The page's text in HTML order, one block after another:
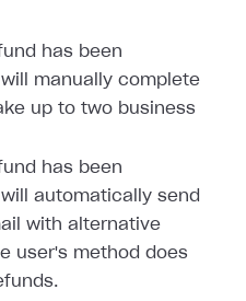
has been
manually complete
up to two business
has been
automatically send
with alternative
user's method does